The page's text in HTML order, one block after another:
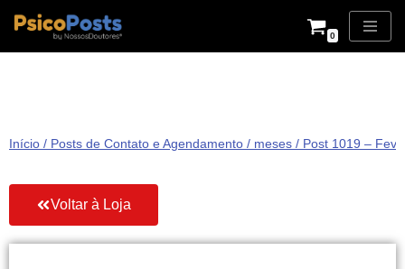
Pular
0
Início / Posts de Contato e Agendamento / meses / Post 1019 –
Voltar à Loja